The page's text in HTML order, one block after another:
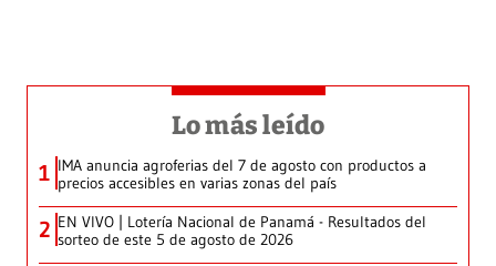
Lo más leído
1 IMA anuncia agroferias del 7 de agosto con productos a
precios accesibles en varias zonas del país
2 EN VIVO | Lotería Nacional de Panamá - Resultados del
sorteo de este 5 de agosto de 2026